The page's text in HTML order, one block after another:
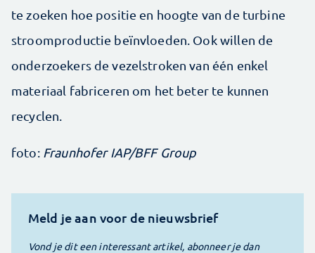
te zoeken hoe positie en hoogte van de turbine
stroomproductie beïnvloeden. Ook willen de
onderzoekers de vezelstroken van één enkel
materiaal fabriceren om het beter te kunnen
recyclen.
foto: Fraunhofer IAP/BFF Group
Meld je aan voor de nieuwsbrief
Vond je dit een interessant artikel, abonneer je dan